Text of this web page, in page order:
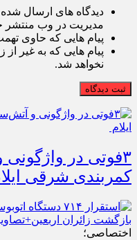
دیدگاه های ارسال
مدیریت در وب منتشر
پیام هایی که حاوی
پیام هایی که به غیر
نخواهد شد.
ثبت دیدگاه
کمربندی شرقی
اختصاصی؛